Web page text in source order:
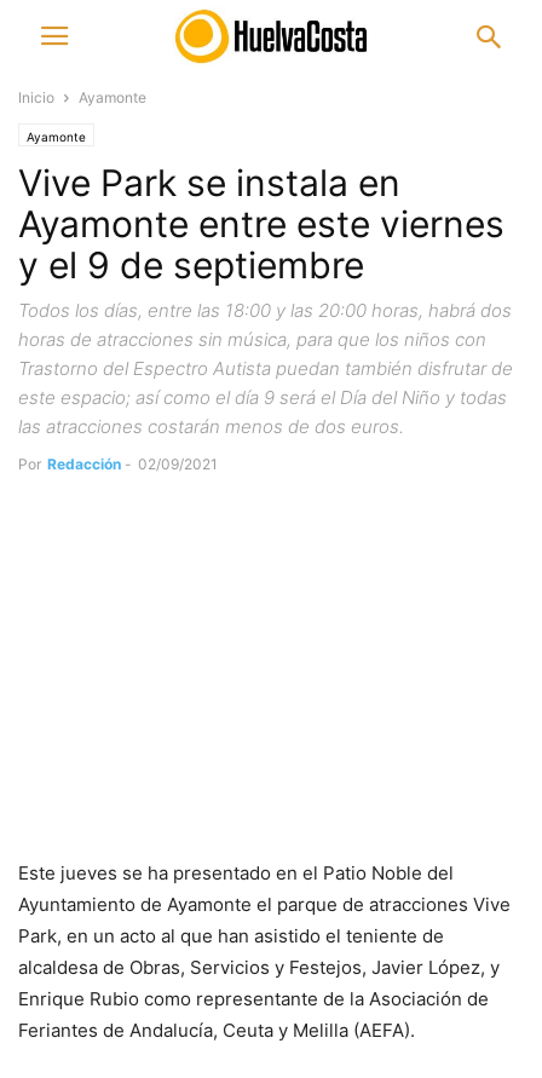
Inicio Ayamonte
Ayamonte
Vive Park se instala en
Ayamonte entre este viernes
y el 9 de septiembre
Todos los días, entre las 18:00 y las 20:00 horas, habrá dos
horas de atracciones sin música, para que los niños con
Trastorno del Espectro Autista puedan también disfrutar de
este espacio; así como el día 9 será el Día del Niño y todas
las atracciones costarán menos de dos euros.
Por Redacción - 02/09/2021
Este jueves se ha presentado en el Patio Noble del
Ayuntamiento de Ayamonte el parque de atracciones Vive
Park, en un acto al que han asistido el teniente de
alcaldesa de Obras, Servicios y Festejos, Javier López, y
Enrique Rubio como representante de la Asociación de
Feriantes de Andalucía, Ceuta y Melilla (AEFA).